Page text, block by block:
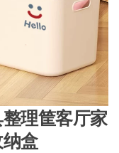
理筐客厅家
盒